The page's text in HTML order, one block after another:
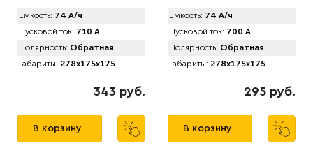
Емкость: 74 А/ч
Пусковой ток: 710 А
Полярность: Обратная
Габариты: 278x175x175
343 руб.
В корзину
Емкость: 74 А/ч
Пусковой ток: 700 А
Полярность: Обратная
Габариты: 278x175x175
295 руб.
В корзину